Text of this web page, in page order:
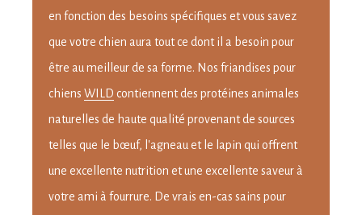
en fonction des besoins spécifiques et vous savez
que votre chien aura tout ce dont il a besoin pour
être au meilleur de sa forme. Nos friandises pour
chiens WILD contiennent des protéines animales
naturelles de haute qualité provenant de sources
telles que le bœuf, l'agneau et le lapin qui offrent
une excellente nutrition et une excellente saveur à
votre ami à fourrure. De vrais en-cas sains pour